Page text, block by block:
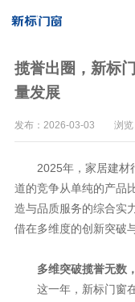
高端门窗
揽誉出圈，新标
量发展
发布：2026-03-03 浏览
2025年，家居建材
道的竞争从单纯的产品
造与品质服务的综合实
借在多维度的创新突破
多维突破揽誉无数
这一年，新标门窗